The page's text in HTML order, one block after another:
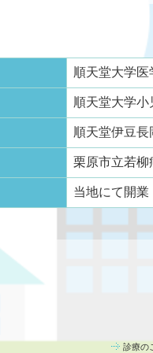
順天堂大学医
順天堂大学小
順天堂伊豆
栗原市立若柳
当地にて開業
診療の